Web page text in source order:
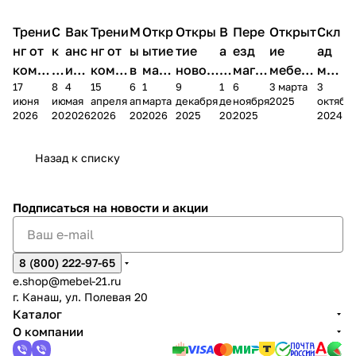
Трени
нг от
комп
ании
Мело
17
июня
2026
С
к
и
д
к
2
8
июня
2026
Вак
анс
ия в
Чеб
окс
4
мая
2026
Трени
нг от
комп
ании
Мело
15
апреля
2026
М
ы
в
М
А
6
апреля
2026
Откр
ытие
мага
зина
в
1
марта
2026
Откры
тие
новог
о
магаз
9
декабря
2025
В
а
к
а
н
1
декабря
2025
Пере
езд
магаз
ина в
г.
6
ноября
2025
Открыт
ие
мебель
ного
салона
3 марта
2025
Скл
ад
меб
ели
пер
3
2024
Назад к списку
Подписаться на новости и акции
8 (800) 222-97-65
e.shop@mebel-21.ru
г. Канаш, ул. Полевая 20
Каталог
О компании